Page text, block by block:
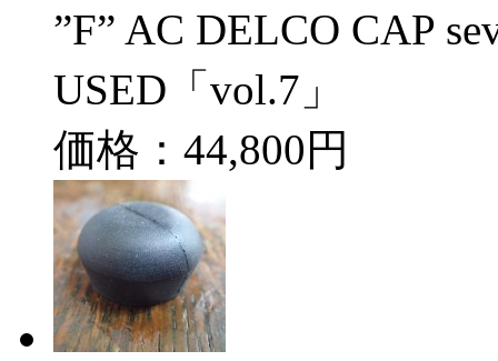
”F” AC DELCO CAP
USED「vol.7」
価格：44,800円